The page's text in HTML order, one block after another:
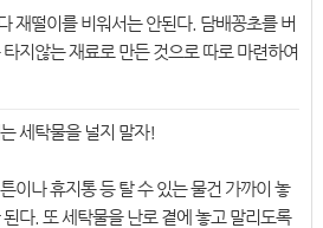
재떨이를 비워서는 안된다. 담배꽁초를 버
지않는 재료로 만든 것으로 따로 마련하여
세탁물을 널지 말자!
이나 휴지통 등 탈 수 있는 물건 가까이 놓
된다. 또 세탁물을 난로 곁에 놓고 말리도록